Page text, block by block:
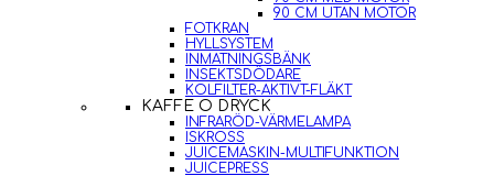
90 CM UTAN MOTOR
FOTKRAN
HYLLSYSTEM
INMATNINGSBÄNK
INSEKTSDÖDARE
KOLFILTER-AKTIVT-FLÄKT
KAFFE O DRYCK
INFRARÖD-VÄRMELAMPA
ISKROSS
JUICEMASKIN-MULTIFUNKTION
JUICEPRESS